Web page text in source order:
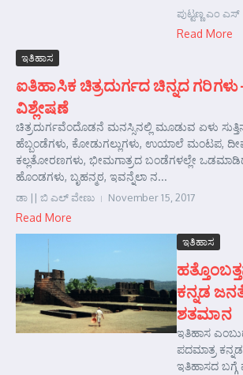
ಪುಟ್ಟಣ್ಣ ಎಂ ಎಸ್
Read More
ಇತಿಹಾಸ
ಐತಿಹಾಸಿಕ ಚಿತ್ರದುರ್ಗದ ಚಿನ್ನದ ಗರಿಗಳು
ವಿಶ್ಲೇಷಣೆ
ಚಿತ್ರದುರ್ಗವೆಂದೊಡನೆ ಮನಸ್ಸಿನಲ್ಲಿ ಮೂಡುವ ಏಳು
ಹೆಬ್ಬಂಡೆಗಳು, ಕೋಡುಗಲ್ಲುಗಳು, ಉಯಾಲೆ ಮಂಟಪ,
ಕಲ್ಲತೋರಣಗಳು, ಭೀಮಗಾತ್ರದ ಬಂಡೆಗಳಲ್ಲೇ
ಹೊಂಡಗಳು, ಬೃಹನ್ಮಠ, ಇವನ್ನೆಲಾ ನ...
ಡಾ || ಬಿ ಎಲ್ ವೇಣು November 15, 2017
Read More
ಇತಿಹಾಸ
ಕನ್ನಡ
ಶತಮಾನ
ಇತಿಹಾಸ
ಪದಮಾತ್ರ
ಇತಿಹಾಸದ ಬಗ್ಗೆ